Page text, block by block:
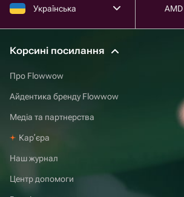
Українська AMD
Корсині посилання
Про Flowwow
Айдентика бренду Flowwow
Медіа та партнерства
Карʼєра
Наш журнал
Центр допомоги